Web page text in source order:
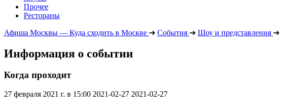
Прочее
Рестораны
Афиша Москвы — Куда сходить в Москве ➔ События ➔ Шоу и представления ➔
Информация о событии
Когда проходит
27 февраля 2021 г. в 15:00 2021-02-27 2021-02-27